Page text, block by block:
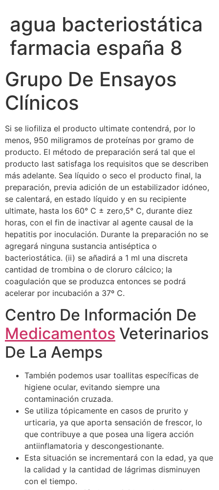
agua bacteriostática
farmacia españa 8
Grupo De Ensayos
Clínicos
Si se liofiliza el producto ultimate contendrá, por lo
menos, 950 miligramos de proteínas por gramo de
producto. El método de preparación será tal que el
producto last satisfaga los requisitos que se describen
más adelante. Sea líquido o seco el producto final, la
preparación, previa adición de un estabilizador idóneo,
se calentará, en estado líquido y en su recipiente
ultimate, hasta los 60° C ± zero,5° C, durante diez
horas, con el fin de inactivar al agente causal de la
hepatitis por inoculación. Durante la preparación no se
agregará ninguna sustancia antiséptica o
bacteriostática. (ii) se añadirá a 1 ml una discreta
cantidad de trombina o de cloruro cálcico; la
coagulación que se produzca entonces se podrá
acelerar por incubación a 37º C.
Centro De Información De
Medicamentos Veterinarios
De La Aemps
También podemos usar toallitas específicas de
higiene ocular, evitando siempre una
contaminación cruzada.
Se utiliza tópicamente en casos de prurito y
urticaria, ya que aporta sensación de frescor, lo
que contribuye a que posea una ligera acción
antiinflamatoria y descongestionante.
Esta situación se incrementará con la edad, ya que
la calidad y la cantidad de lágrimas disminuyen
con el tiempo.